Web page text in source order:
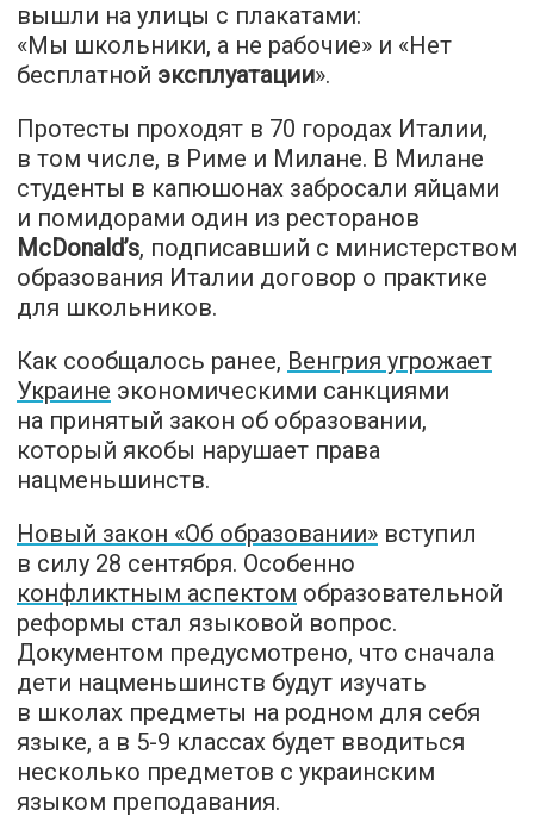
вышли на улицы с плакатами:
«Мы школьники, а не рабочие» и «Нет
бесплатной эксплуатации».
Протесты проходят в 70 городах Италии,
в том числе, в Риме и Милане. В Милане
студенты в капюшонах забросали яйцами
и помидорами один из ресторанов
McDonald’s, подписавший с министерством
образования Италии договор о практике
для школьников.
Как сообщалось ранее, Венгрия угрожает
Украине экономическими санкциями
на принятый закон об образовании,
который якобы нарушает права
нацменьшинств.
Новый закон «Об образовании» вступил
в силу 28 сентября. Особенно
конфликтным аспектом образовательной
реформы стал языковой вопрос.
Документом предусмотрено, что сначала
дети нацменьшинств будут изучать
в школах предметы на родном для себя
языке, а в 5-9 классах будет вводиться
несколько предметов с украинским
языком преподавания.